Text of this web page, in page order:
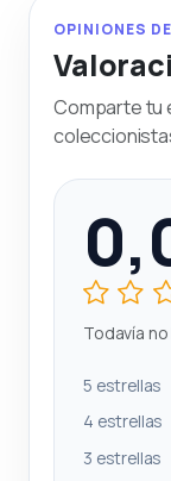
OPINIONES
Comparte tu
Todavía
5 estrellas
4 estrellas
3 estrellas